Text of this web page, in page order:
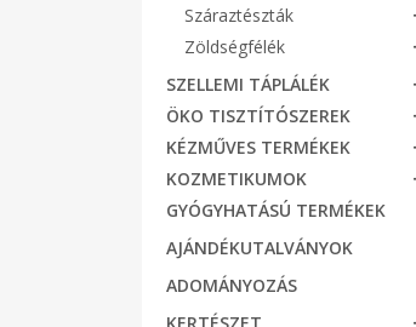
Száraztészták
Zöldségfélék
SZELLEMI TÁPLÁLÉK
ÖKO TISZTÍTÓSZEREK
KÉZMŰVES TERMÉKEK
KOZMETIKUMOK
GYÓGYHATÁSÚ TERMÉKEK
AJÁNDÉKUTALVÁNYOK
ADOMÁNYOZÁS